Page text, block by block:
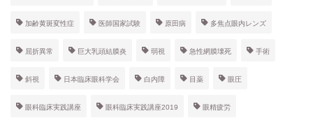
加齢黄斑変性症 医師国家試験 原田病 多焦点眼内レンズ
屈折異常 巨大乳頭結膜炎 弱視 急性網膜壊死 手術
斜視 日本臨床眼科学会 白内障 目薬 眼圧
眼科臨床実践講座 眼科臨床実践講座2019 眼精疲労